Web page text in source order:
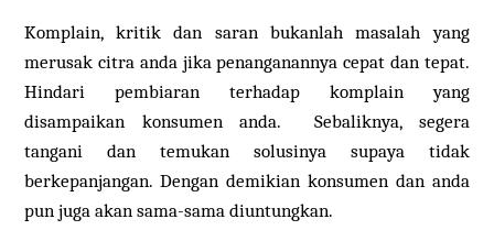
Komplain, kritik dan saran bukanlah masalah yang
merusak citra anda jika penanganannya cepat dan tepat.
Hindari pembiaran terhadap komplain yang
disampaikan konsumen anda. Sebaliknya, segera
tangani dan temukan solusinya supaya tidak
berkepanjangan. Dengan demikian konsumen dan anda
pun juga akan sama-sama diuntungkan.